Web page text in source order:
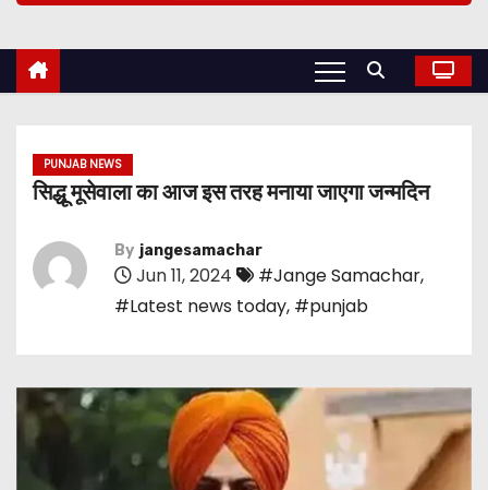
PUNJAB NEWS
सिद्धू मूसेवाला का आज इस तरह मनाया जाएगा जन्मदिन
By jangesamachar
Jun 11, 2024 #Jange Samachar,
#Latest news today, #punjab